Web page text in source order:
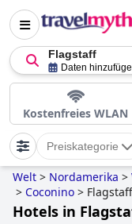
Flagstaff
Daten
Kostenfreies WLAN
Preiskategorie
Welt > Nordamerika >
> Coconino > Flagstaff
Hotels in